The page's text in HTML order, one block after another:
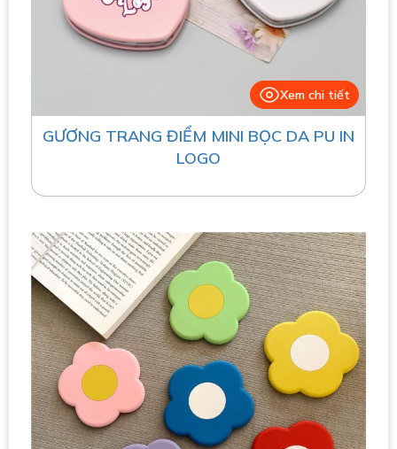
Xem chi tiết
GƯƠNG TRANG ĐIỂM MINI BỌC DA PU IN
LOGO